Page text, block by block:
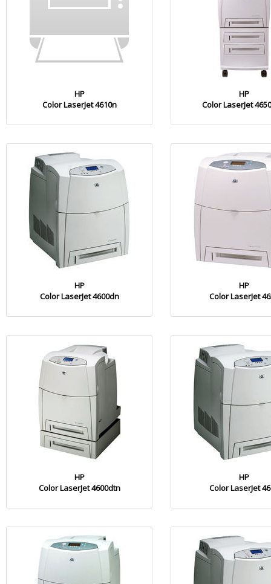
HP
Color LaserJet 4610n
HP
Color LaserJet
HP
Color LaserJet 4600dn
HP
Color LaserJet
HP
Color LaserJet 4600dtn
HP
Color LaserJet